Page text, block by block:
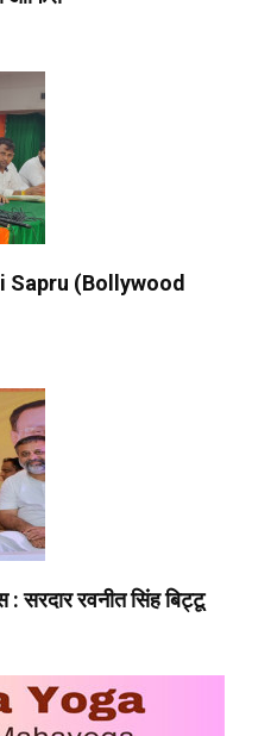
Sapru (Bollywood
सरदार रवनीत सिंह बिट्टू